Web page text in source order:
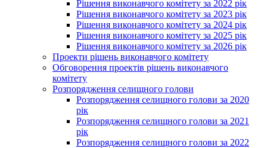
Рішення виконавчого комітету за 2022 рік
Рішення виконавчого комітету за 2023 рік
Рішення виконавчого комітету за 2024 рік
Рішення виконавчого комітету за 2025 рік
Рішення виконавчого комітету за 2026 рік
Проекти рішень виконавчого комітету
Обговорення проектів рішень виконавчого
комітету
Розпорядження селищного голови
Розпорядження селищного голови за 2020
рік
Розпорядження селищного голови за 2021
рік
Розпорядження селищного голови за 2022